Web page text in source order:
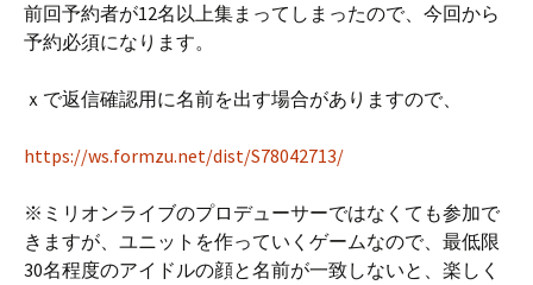
前回予約者が12名以上集まってしまったので、今回から
予約必須になります。
ｘで返信確認用に名前を出す場合がありますので、
https://ws.formzu.net/dist/S78042713/
※ミリオンライブのプロデューサーではなくても参加で
きますが、ユニットを作っていくゲームなので、最低限
30名程度のアイドルの顔と名前が一致しないと、楽しく